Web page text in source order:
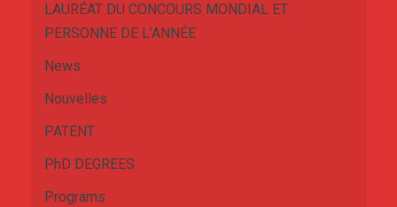
LAURÉAT DU CONCOURS MONDIAL ET
PERSONNE DE L’ANNÉE
News
Nouvelles
PATENT
PhD DEGREES
Programs